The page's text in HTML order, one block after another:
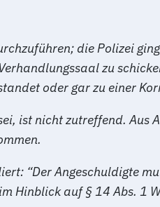
die Polizei
zu
oder gar zu einer
ist nicht zutreffend.
“Der Angeschuldigte
Hinblick auf § 14 Abs. 1